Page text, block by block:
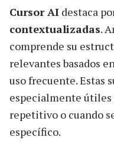
Cursor AI destaca
contextualizadas.
comprende su
relevantes basados
uso frecuente. Estas
especialmente útiles
repetitivo o cuando
específico.